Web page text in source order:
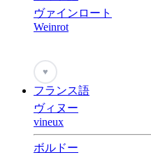
ヴァインロート
Weinrot
♥
フランス語
ヴィヌー
vineux
ボルドー